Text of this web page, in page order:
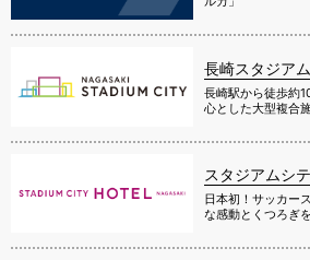
長崎スタジア
長崎駅から徒歩約
心とした大型複合
スタジアムシ
日本初！サッカー
な感動とくつろぎを